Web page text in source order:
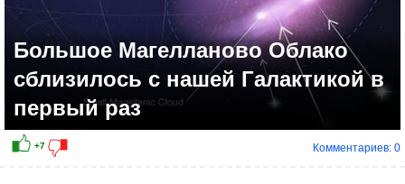
Большое Магелланово Облако
сблизилось с нашей Галактикой в
первый раз
Комментариев: 0